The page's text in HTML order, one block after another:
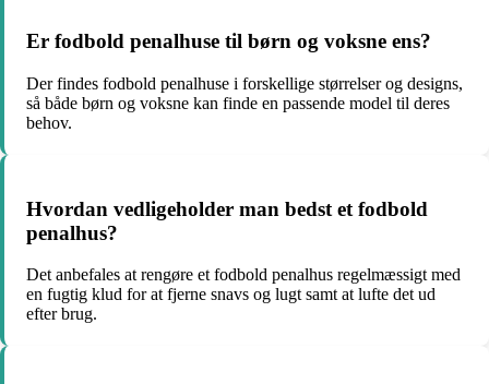
Er fodbold penalhuse til børn og voksne ens?
Der findes fodbold penalhuse i forskellige størrelser og designs,
så både børn og voksne kan finde en passende model til deres
behov.
Hvordan vedligeholder man bedst et fodbold
penalhus?
Det anbefales at rengøre et fodbold penalhus regelmæssigt med
en fugtig klud for at fjerne snavs og lugt samt at lufte det ud
efter brug.